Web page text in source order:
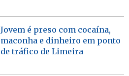
Jovem é preso com cocaína,
maconha e dinheiro em ponto
de tráfico de Limeira